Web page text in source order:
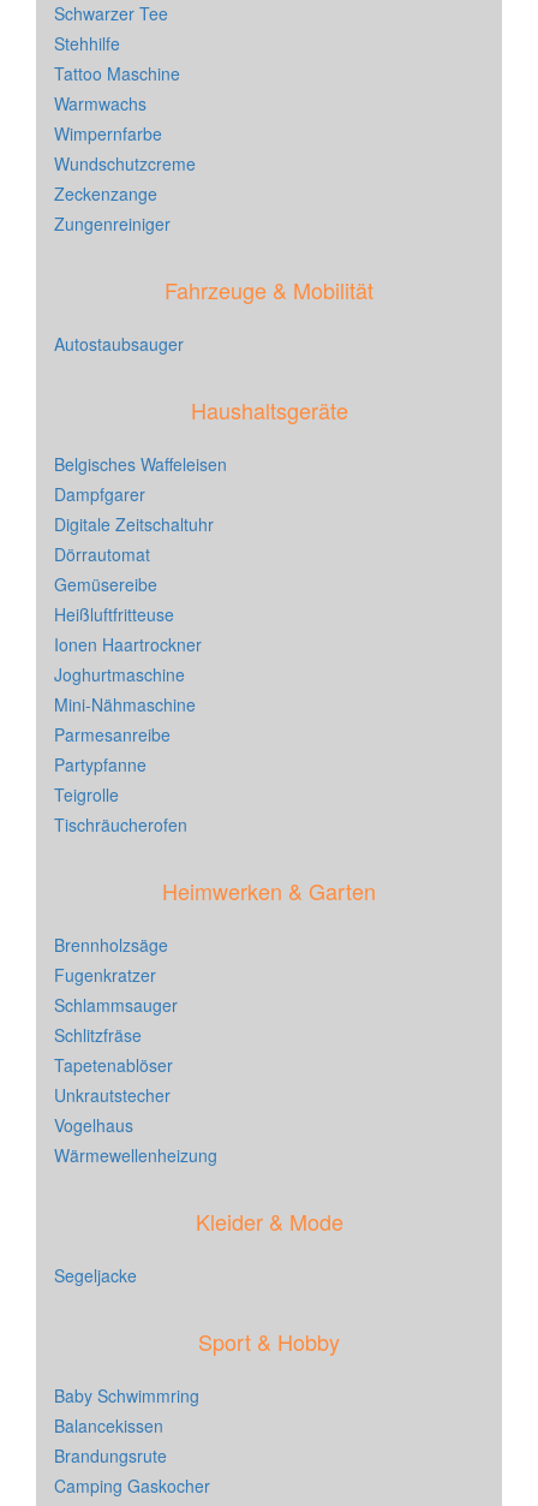
Schwarzer Tee
Stehhilfe
Tattoo Maschine
Warmwachs
Wimpernfarbe
Wundschutzcreme
Zeckenzange
Zungenreiniger
Fahrzeuge & Mobilität
Autostaubsauger
Haushaltsgeräte
Belgisches Waffeleisen
Dampfgarer
Digitale Zeitschaltuhr
Dörrautomat
Gemüsereibe
Heißluftfritteuse
Ionen Haartrockner
Joghurtmaschine
Mini-Nähmaschine
Parmesanreibe
Partypfanne
Teigrolle
Tischräucherofen
Heimwerken & Garten
Brennholzsäge
Fugenkratzer
Schlammsauger
Schlitzfräse
Tapetenablöser
Unkrautstecher
Vogelhaus
Wärmewellenheizung
Kleider & Mode
Segeljacke
Sport & Hobby
Baby Schwimmring
Balancekissen
Brandungsrute
Camping Gaskocher